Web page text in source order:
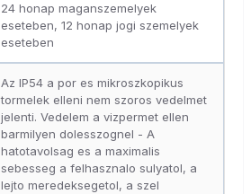
24 honap maganszemelyek
eseteben, 12 honap jogi szemelyek
eseteben
Az IP54 a por es mikroszkopikus
tormelek elleni nem szoros vedelmet
jelenti. Vedelem a vizpermet ellen
barmilyen dolesszognel - A
hatotavolsag es a maximalis
sebesseg a felhasznalo sulyatol, a
lejto meredeksegetol, a szel